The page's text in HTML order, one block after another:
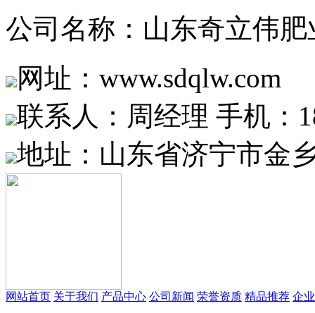
公司名称：山东奇立伟
网址：www.sdqlw.com
联系人：周经理 手机：
地址：山东省济宁市金
网站首页 关于我们 产品中心 公司新闻 荣誉资质 精品推荐 企